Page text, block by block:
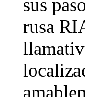
sus
rusa